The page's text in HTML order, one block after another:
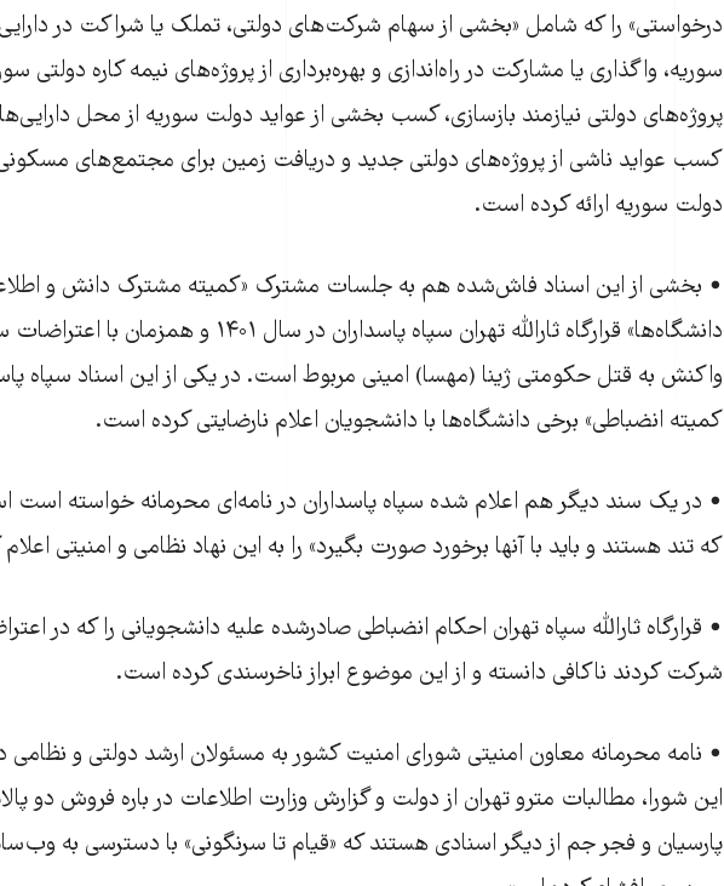
درخواستی» را که شامل «بخشی از سهام شرکت‌های دولتی، تملک یا شراکت در
سوریه، واگذاری یا مشارکت در راه‌اندازی و بهره‌برداری از پروژه‌های نیمه کاره دولتی
پروژه‌های دولتی نیازمند بازسازی، کسب بخشی از عواید دولت سوریه از محل
کسب عواید ناشی از پروژه‌های دولتی جدید و دریافت زمین برای مجتمع‌های
دولت سوریه ارائه کرده است.
• بخشی از این اسناد فاش‌شده هم به جلسات مشترک «کمیته مشترک دانش و
دانشگاه‌ها» قرارگاه ثارالله تهران سپاه پاسداران در سال ۱۴۰۱ و
واکنش به قتل حکومتی ژینا (مهسا) امینی مربوط است. در یکی از این اسناد سپاه
کمیته انضباطی» برخی دانشگاه‌ها با دانشجویان اعلام نارضایتی کرده است.
• در یک سند دیگر هم اعلام شده سپاه پاسداران در نامه‌ای محرمانه خواسته است
که تند هستند و باید با آنها برخورد صورت بگیرد» را به این نهاد نظامی و امنیتی اعلام
شرکت کردند ناکافی دانسته و از این موضوع ابراز ناخرسندی کرده است.
• نامه محرمانه معاون امنیتی شورای امنیت کشور به مسئولان ارشد دولتی و نظامی
این شورا، مطالبات مترو تهران از دولت و گزارش وزارت اطلاعات در باره فروش دو
پارسیان و فجر جم از دیگر اسنادی هستند که «قیام تا سرنگونی» با دسترسی به